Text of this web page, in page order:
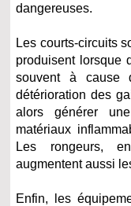
dangereuses.
Les courts-circuits
produisent lorsque
souvent à cause
détérioration des
alors générer
matériaux
Les rongeurs,
augmentent aussi
Enfin, les